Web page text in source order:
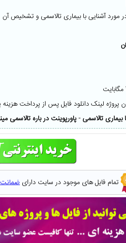
مورد آشنایی با بیماری تالاسمی و تشخیص آن
لینک دانلود فایل پس از پرداخت
بیماری تالاسمی -پاورپوینت در باره تالاسمی
تمام فایل های موجود در سایت دارای